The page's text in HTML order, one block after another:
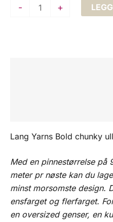
- +
Lang Yarns Bold chunky ull
Med en pinnestørrelse på
meter pr nøste kan du
minst morsomste design.
ensfarget og flerfarget.
en oversized genser, en